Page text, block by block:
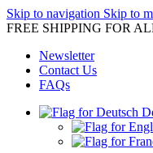
Skip to navigation Skip to
FREE SHIPPING FOR
Newsletter
Contact Us
FAQs